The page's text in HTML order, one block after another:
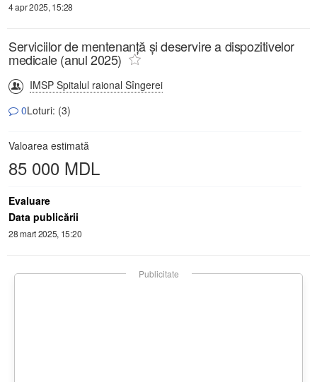
4 apr 2025, 15:28
Serviciilor de mentenanță și deservire a dispozitivelor
medicale (anul 2025)
IMSP Spitalul raional Sîngerei
0Loturi: (3)
Valoarea estimată
85 000 MDL
Evaluare
Data publicării
28 mart 2025, 15:20
Publicitate